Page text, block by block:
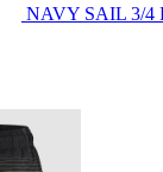
NAVY SAIL 3/4